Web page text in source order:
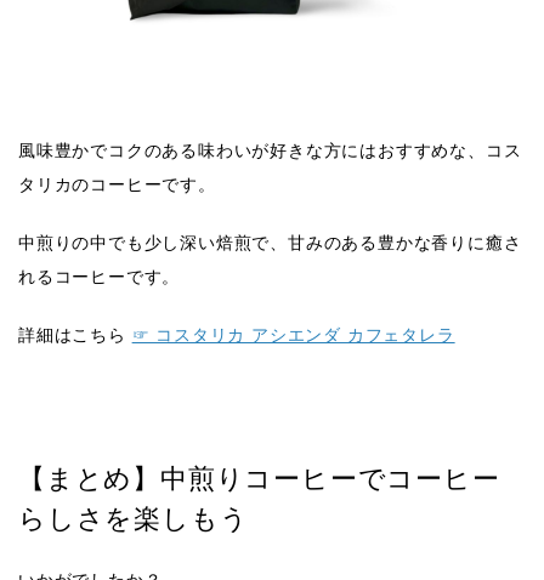
風味豊かでコクのある味わいが好きな方にはおすすめな、コス
タリカのコーヒーです。
中煎りの中でも少し深い焙煎で、甘みのある豊かな香りに癒さ
れるコーヒーです。
詳細はこちら ☞ コスタリカ アシエンダ カフェタレラ
【まとめ】中煎りコーヒーでコーヒー
らしさを楽しもう